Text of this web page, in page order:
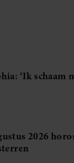
‘Ik schaam
2026